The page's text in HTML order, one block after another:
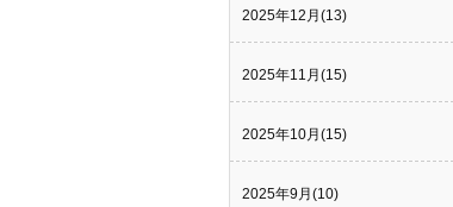
2025年12月(13)
2025年11月(15)
2025年10月(15)
2025年9月(10)